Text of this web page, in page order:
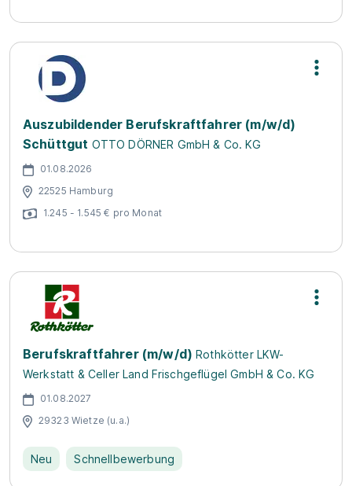
Auszubildender Berufskraftfahrer (m/w/d)
Schüttgut OTTO DÖRNER GmbH & Co. KG
01.08.2026
22525 Hamburg
1.245 - 1.545 € pro Monat
Berufskraftfahrer (m/w/d) Rothkötter LKW-
Werkstatt & Celler Land Frischgeflügel GmbH & Co. KG
01.08.2027
29323 Wietze (u.a.)
Neu Schnellbewerbung